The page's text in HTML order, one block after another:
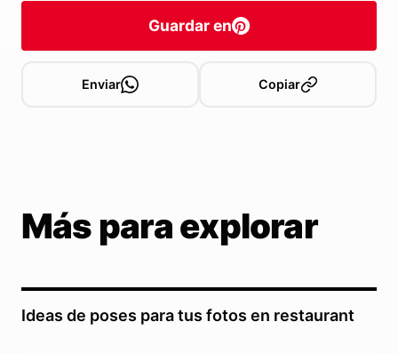
Guardar en
Enviar Copiar
Más para explorar
Ideas de poses para tus fotos en restaurant